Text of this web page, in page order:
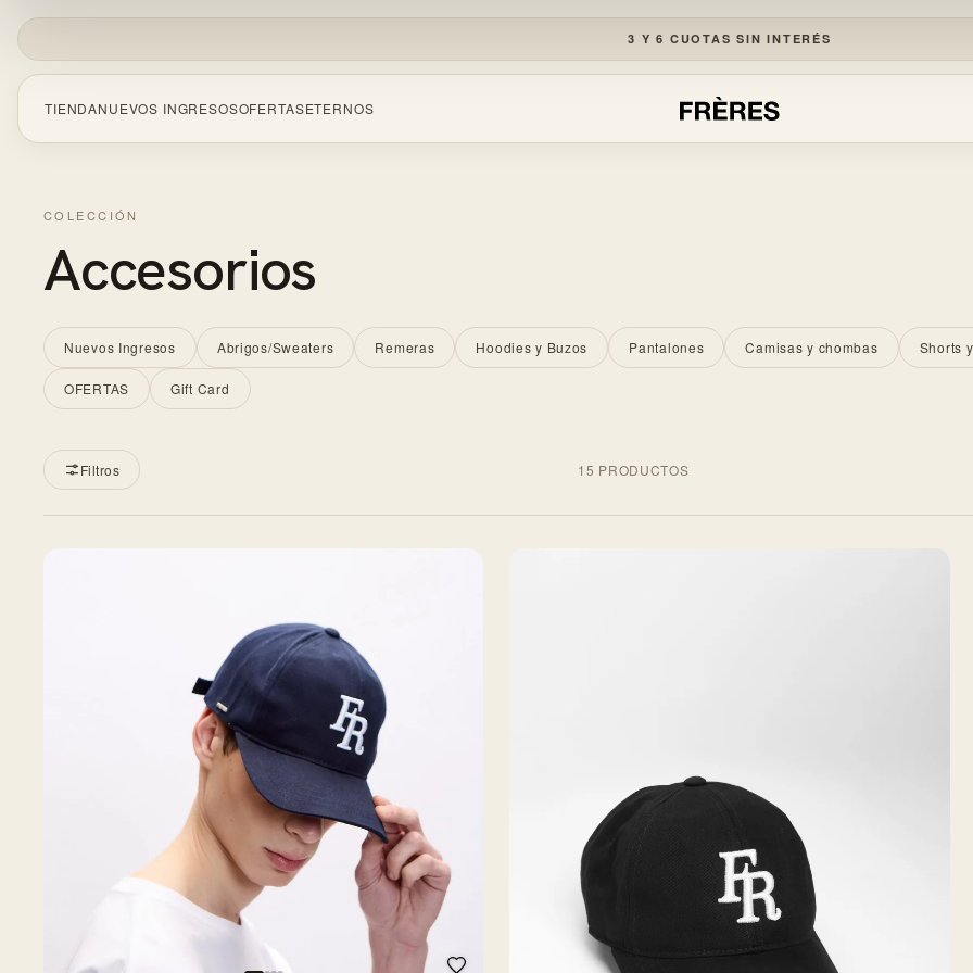
3 Y 6 CUOTAS SIN INTERÉS
TIENDANUEVOS INGRESOSOFERTASETERNOS
COLECCIÓN
Accesorios
Nuevos Ingresos Abrigos/Sweaters Remeras Hoodies y Buzos Pantalones Camisas y chombas Shorts
OFERTAS Gift Card
Filtros 15 PRODUCTOS